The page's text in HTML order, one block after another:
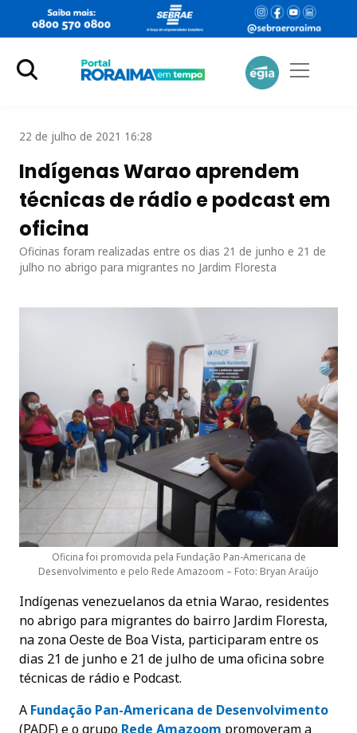
22 de julho de 2021 16:28
Indígenas Warao aprendem
técnicas de rádio e podcast em
oficina
Oficinas foram realizadas entre os dias 21 de junho e 21 de
julho no abrigo para migrantes no Jardim Floresta
Oficina foi promovida pela Fundação Pan-Americana de
Desenvolvimento e pelo Rede Amazoom – Foto: Bryan Araújo
Indígenas venezuelanos da etnia Warao, residentes
no abrigo para migrantes do bairro Jardim Floresta,
na zona Oeste de Boa Vista, participaram entre os
dias 21 de junho e 21 de julho de uma oficina sobre
técnicas de rádio e Podcast.
A Fundação Pan-Americana de Desenvolvimento
(PADF) e o grupo Rede Amazoom promoveram a